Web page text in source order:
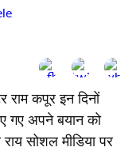
राम कपूर इन दिनों
गए अपने बयान को
सोशल मीडिया पर